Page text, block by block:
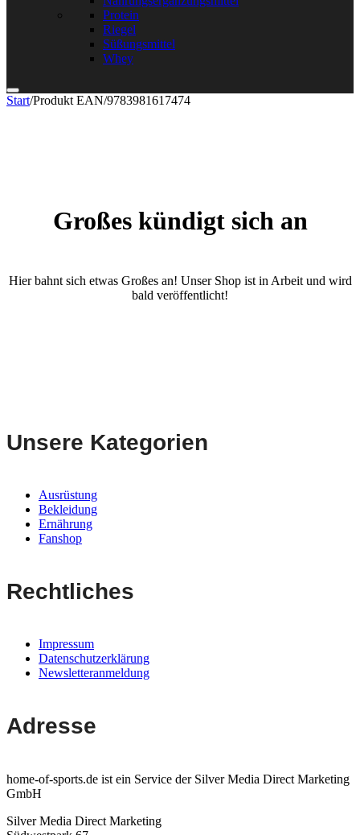
Protein
Riegel
Süßungsmittel
Whey
Start/Produkt EAN/9783981617474
Großes kündigt sich an
Hier bahnt sich etwas Großes an! Unser Shop ist in Arbeit und wird
bald veröffentlicht!
Unsere Kategorien
Ausrüstung
Bekleidung
Ernährung
Fanshop
Rechtliches
Impressum
Datenschutzerklärung
Newsletteranmeldung
Adresse
home-of-sports.de ist ein Service der Silver Media Direct Marketing
GmbH
Silver Media Direct Marketing